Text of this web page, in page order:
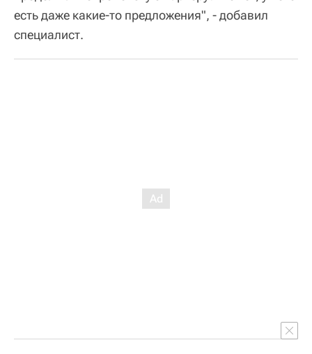
есть даже какие-то предложения", - добавил
специалист.